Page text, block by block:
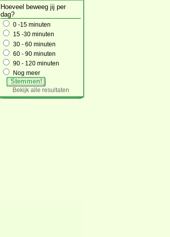
Hoeveel beweeg jij per
dag?
0 -15 minuten
15 -30 minuten
30 - 60 minuten
60 - 90 minuten
90 - 120 minuten
Nog meer
Stemmen!
Bekijk alle resultaten